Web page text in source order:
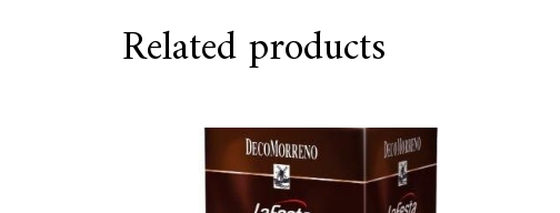
Related products